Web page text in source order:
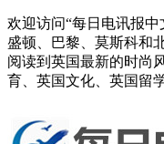
欢迎访问“每日电讯报
盛顿、巴黎、莫斯科和
阅读到英国最新的时尚
育、英国文化、英国留